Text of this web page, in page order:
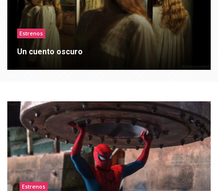
Estrenos
Un cuento oscuro
Estrenos